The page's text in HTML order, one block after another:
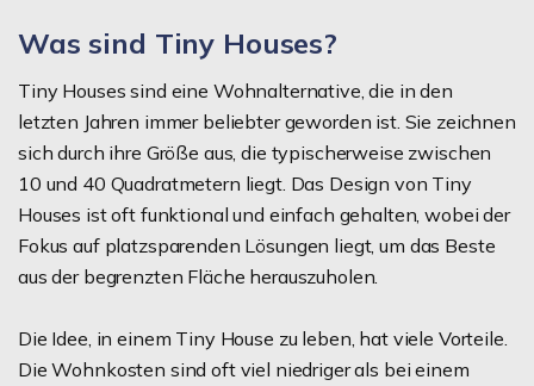
Was sind Tiny Houses?
Tiny Houses sind eine Wohnalternative, die in den
letzten Jahren immer beliebter geworden ist. Sie zeichnen
sich durch ihre Größe aus, die typischerweise zwischen
10 und 40 Quadratmetern liegt. Das Design von Tiny
Houses ist oft funktional und einfach gehalten, wobei der
Fokus auf platzsparenden Lösungen liegt, um das Beste
aus der begrenzten Fläche herauszuholen.
Die Idee, in einem Tiny House zu leben, hat viele Vorteile.
Die Wohnkosten sind oft viel niedriger als bei einem